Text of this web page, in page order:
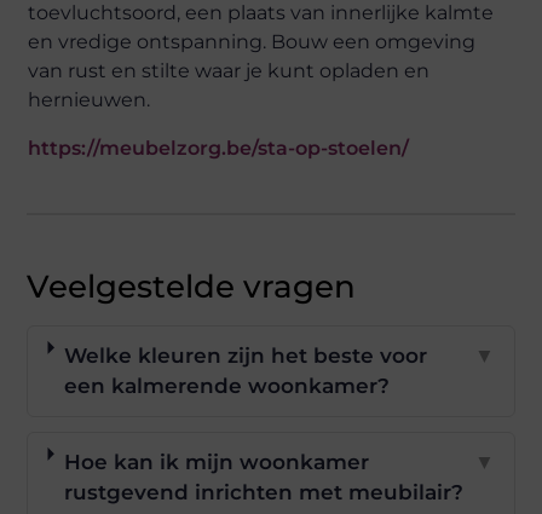
toevluchtsoord, een plaats van innerlijke kalmte
en vredige ontspanning. Bouw een omgeving
van rust en stilte waar je kunt opladen en
hernieuwen.
https://meubelzorg.be/sta-op-stoelen/
Veelgestelde vragen
Welke kleuren zijn het beste voor
een kalmerende woonkamer?
▼
Hoe kan ik mijn woonkamer
rustgevend inrichten met meubilair?
▼